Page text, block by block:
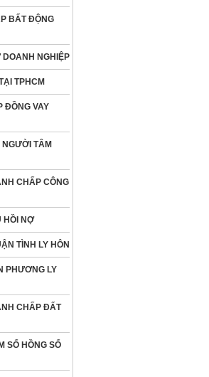
BẤT ĐỘNG
NGHIỆP
TPHCM
ĐỒNG VAY
TÂM
CHẤP CÔNG
HỒI NỢ
TÌNH LY HÔN
PHƯƠNG LY
CHẤP ĐẤT
SỔ HỒNG SỔ